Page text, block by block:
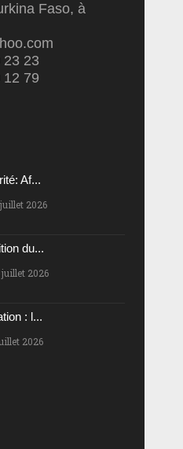
Faso, à
23
79
Af...
juillet 2026
du...
juillet 2026
: l...
2026